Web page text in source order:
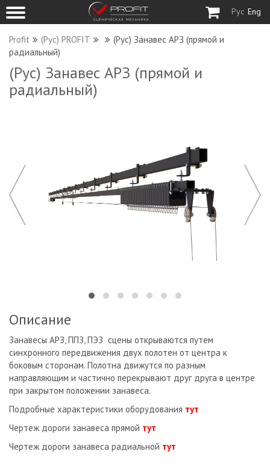
Рус Eng
Profit (Рус) PROFIT
(Рус) Занавес АРЗ (прямой и
радиальный)
(Рус) Занавес АРЗ (прямой и
радиальный)
Описание
Занавесы АРЗ, ППЗ, ПЭЗ сцены открываются путем
синхронного передвижения двух полотен от центра к
боковым сторонам. Полотна движутся по разным
направляющим и частично перекрывают друг друга в центре
при закрытом положении занавеса.
Подробные характеристики оборудования тут
Чертеж дороги занавеса прямой тут
Чертеж дороги занавеса радиальной тут